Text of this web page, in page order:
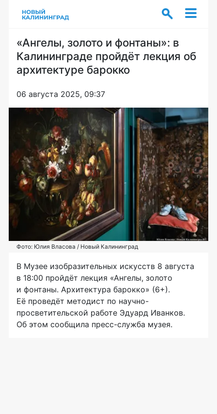
«Ангелы, золото и фонтаны»: в
Калининграде пройдёт лекция об
архитектуре барокко
06 августа 2025, 09:37
Фото: Юлия Власова / Новый Калининград
В Музее изобразительных искусств 8 августа
в 18:00 пройдёт лекция «Ангелы, золото
и фонтаны. Архитектура барокко» (6+).
Её проведёт методист по научно-
просветительской работе Эдуард Иванков.
Об этом сообщила пресс-служба музея.